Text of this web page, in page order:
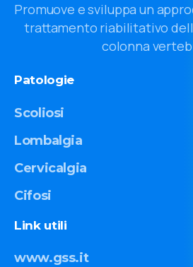
Promuove e sviluppa un
trattamento riabilitativo
colonna
Patologie
Scoliosi
Lombalgia
Cervicalgia
Cifosi
Link utili
www.gss.it